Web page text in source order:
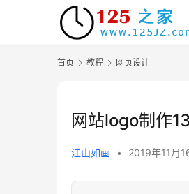
首页 教程 网页设计
网站logo制作
江山如画 • 2019年11月